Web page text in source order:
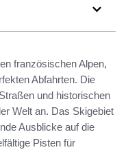
französischen Alpen,
Abfahrten. Die
und historischen
Welt an. Das Skigebiet
Ausblicke auf die
Pisten für